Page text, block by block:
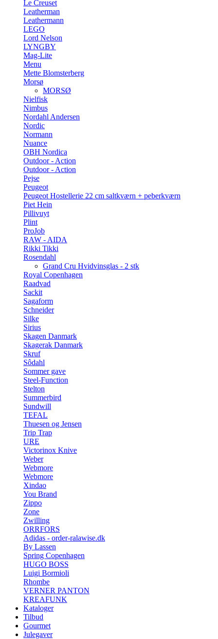
Le Creuset
Leatherman
Leathermann
LEGO
Lord Nelson
LYNGBY
Mag-Lite
Menu
Mette Blomsterberg
Morsø
MORSØ
Nielfisk
Nimbus
Nordahl Andersen
Nordic
Normann
Nuance
OBH Nordica
Outdoor - Action
Outdoor - Action
Pejse
Peugeot
Peugeot Hostellerie 22 cm saltkværn + peberkværn
Piet Hein
Pillivuyt
Plint
ProJob
RAW - AIDA
Rikki Tikki
Rosendahl
Grand Cru Hvidvinsglas - 2 stk
Royal Copenhagen
Raadvad
Sackit
Sagaform
Schneider
Silke
Sirius
Skagen Danmark
Skagerak Danmark
Skruf
Sôdahl
Sommer gave
Steel-Function
Stelton
Summerbird
Sundwill
TEFAL
Thuesen og Jensen
Trip Trap
URE
Victorinox Knive
Weber
Webmore
Webmore
Xindao
You Brand
Zippo
Zone
Zwilling
ORRFORS
Adidas - order-ralawise.dk
By Lassen
Spring Copenhagen
HUGO BOSS
Luigi Bormioli
Rhombe
VERNER PANTON
KREAFUNK
Kataloger
Tilbud
Gourmet
Julegaver